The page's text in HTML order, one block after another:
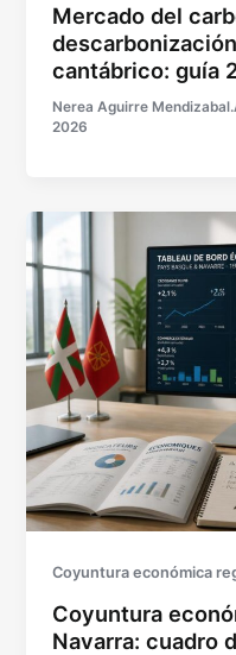
Mercado del
cantábrico: guía
Nerea Aguirre
2026
Coyuntura económica
Coyuntura
Navarra: cuadro